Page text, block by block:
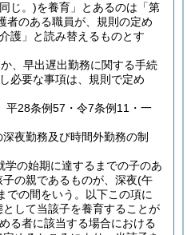
じ。)を養育」とあるのは「第
者のある職員が、規則の定め
護」と読み替えるものとす
、早出遅出勤務に関する手続
必要な事項は、規則で定め
平28条例57・令7条例11・一
夜勤務及び時間外勤務の制
学の始期に達するまでの子のあ
の親であるものが、深夜(午
での間をいう。以下この項に
として当該子を養育することが
る者に該当する場合における